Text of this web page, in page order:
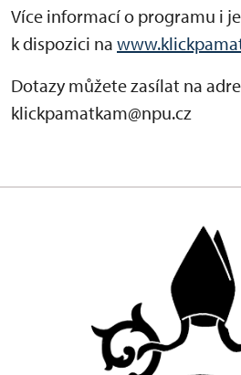
Více informací o programu i
k dispozici na
Dotazy můžete zasílat na
klickpamatkam@npu.cz